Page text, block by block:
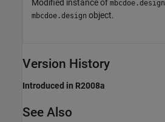
Modified instance of mbcdoe.design
mbcdoe.design object.
Version History
Introduced in R2008a
See Also